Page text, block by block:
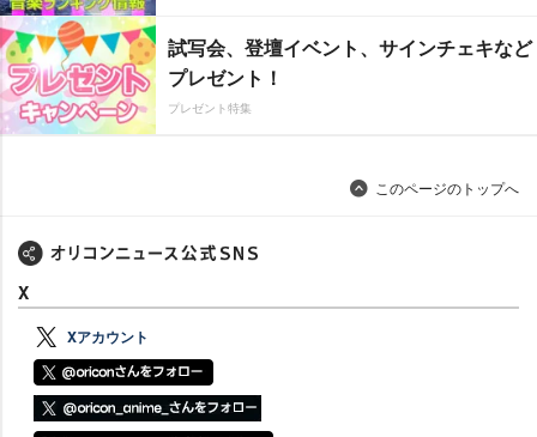
試写会、登壇イベント、サインチェキなど
プレゼント！
プレゼント特集
このページのトップへ
X
Xアカウント